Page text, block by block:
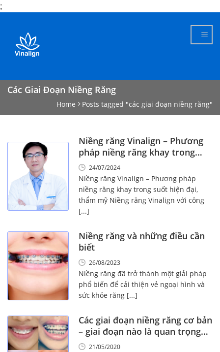
;
content
Các Giai Đoạn Niềng Răng
Home Posts tagged "các giai đoạn niềng răng"
Niềng răng Vinalign – Phương
pháp niềng răng khay trong
suốt hiện đại, thẩm mỹ
24/07/2024
Niềng răng Vinalign – Phương pháp
niềng răng khay trong suốt hiện đại,
thẩm mỹ Niềng răng Vinalign với công
[...]
Niềng răng và những điều cần
biết
26/08/2023
Niềng răng đã trở thành một giải pháp
phổ biến để cải thiện vẻ ngoại hình và
sức khỏe răng [...]
Các giai đoạn niềng răng cơ bản
– giai đoạn nào là quan trọng
nhất?
21/05/2020